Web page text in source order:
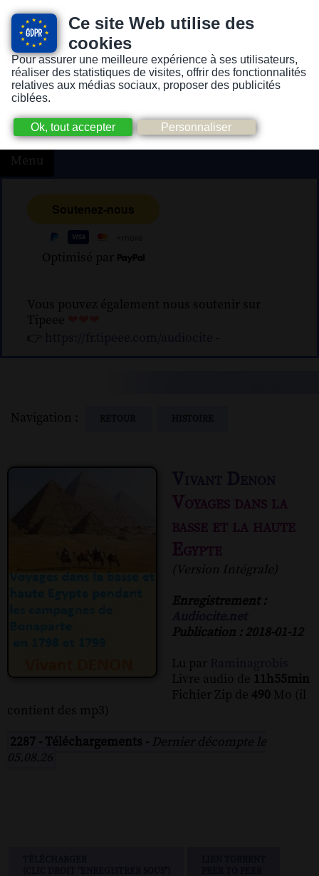
Ce site Web utilise des
cookies
Pour assurer une meilleure expérience à ses utilisateurs,
réaliser des statistiques de visites, offrir des fonctionnalités
relatives aux médias sociaux, proposer des publicités
ciblées.
Version pour personnes mal-voyantes ou non-voyantes
Menu
Optimisé par
Vous pouvez également nous soutenir sur
Tipeee
👉
-
Navigation :
Voyages dans la
basse et la haute
Egypte
(Version Intégrale)
Enregistrement :
Publication : 2018-01-12
Lu par
Livre audio de 11h55min
Fichier Zip de 490 Mo (il
contient des mp3)
2287 - Téléchargements - Dernier décompte le
05.08.26